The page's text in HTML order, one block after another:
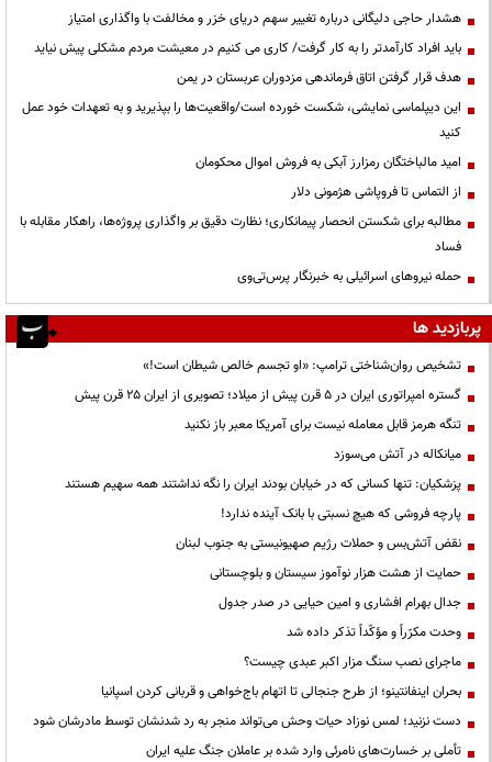
هشدار حاجی دلیگانی درباره تغییر سهم دریای خزر و مخالفت با واگذاری امتیاز
باید افراد کارآمدتر را به کار گرفت/ کاری می کنیم در معیشت مردم مشکلی پیش نیاید
هدف قرار گرفتن اتاق‌ فرماندهی مزدوران عربستان در یمن
این دیپلماسی نمایشی، شکست خورده است/واقعیت‌ها را بپذیرید و به تعهدات خود عمل
کنید
امید مالباختگان رمزارز آبکی به فروش اموال محکومان
از التماس تا فروپاشی هژمونی دلار
مطالبه برای شکستن انحصار پیمانکاری؛ نظارت دقیق بر واگذاری پروژه‌ها، راهکار مقابله با
فساد
حمله نیروهای اسرائیلی به خبرنگار پرس‌تی‌وی
پربازدید ها
تشخیص روان‌شناختی ترامپ: «او تجسم خالص شیطان است!»
گستره امپراتوری ایران در ۵ قرن پیش از میلاد؛ تصویری از ایران ۲۵ قرن پیش
تنگه هرمز قابل معامله نیست برای آمریکا معبر باز نکنید
میانکاله در آتش می‌سوزد
پزشکیان: تنها کسانی که در خیابان بودند ایران را نگه نداشتند همه سهیم هستند
پارچه فروشی که هیچ نسبتی با بانک آینده ندارد!
نقض آتش‌بس و حملات رژیم صهیونیستی به جنوب لبنان
حمایت از هشت هزار نوآموز سیستان و بلوچستانی
جدال بهرام افشاری و امین حیایی در صدر جدول
وحدت مکرّراً و مؤکّداً تذکر داده شد
ماجرای نصب سنگ مزار اکبر عبدی چیست؟
بحران اینفانتینو؛ از طرح جنجالی تا اتهام باج‌خواهی و قربانی کردن اسپانیا
دست نزنید؛ لمس نوزاد حیات وحش می‌تواند منجر به رد شدنشان توسط مادرشان شود
تأملی بر خسارت‌های نامرئی وارد شده بر عاملان جنگ علیه ایران